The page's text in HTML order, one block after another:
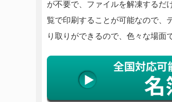
が不要で、ファイルを解凍するだ
覧で印刷することが可能なので、
り取りができるので、色々な場